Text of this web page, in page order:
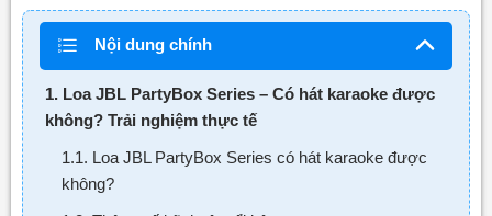
Nội dung chính
1. Loa JBL PartyBox Series – Có hát karaoke được
không? Trải nghiệm thực tế
1.1. Loa JBL PartyBox Series có hát karaoke được
không?